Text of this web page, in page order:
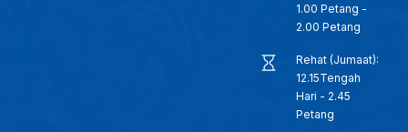
1.00 Petang -
2.00 Petang
Rehat (Jumaat):
12.15Tengah
Hari - 2.45
Petang